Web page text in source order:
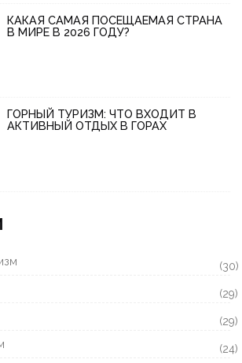
КАКАЯ САМАЯ ПОСЕЩАЕМАЯ СТРАНА
В МИРЕ В 2026 ГОДУ?
ГОРНЫЙ ТУРИЗМ: ЧТО ВХОДИТ В
АКТИВНЫЙ ОТДЫХ В ГОРАХ
(30)
(29)
(29)
(24)